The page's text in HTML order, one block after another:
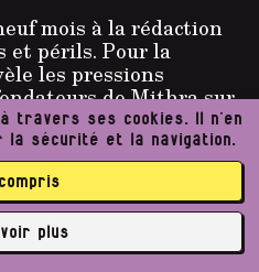
mois à la rédaction
et périls. Pour la
les pressions
de Mithra sur
travers ses cookies. Il n’en
la sécurité et la navigation.
plus